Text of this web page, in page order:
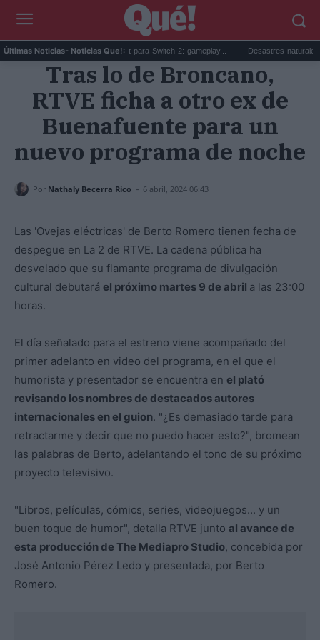
Últimas Noticias- Noticias Que!:
Beta sorpresa de Minecraft para Switch 2: gameplay... Desastres naturales: qué
Tras lo de Broncano,
RTVE ficha a otro ex de
Buenafuente para un
nuevo programa de noche
Por Nathaly Becerra Rico - 6 abril, 2024 06:43
Las 'Ovejas eléctricas' de Berto Romero tienen fecha de
despegue en La 2 de RTVE. La cadena pública ha
desvelado que su flamante programa de divulgación
cultural debutará el próximo martes 9 de abril a las 23:00
horas.
El día señalado para el estreno viene acompañado del
primer adelanto en video del programa, en el que el
humorista y presentador se encuentra en el plató
revisando los nombres de destacados autores
internacionales en el guion. "¿Es demasiado tarde para
retractarme y decir que no puedo hacer esto?", bromean
las palabras de Berto, adelantando el tono de su próximo
proyecto televisivo.
"Libros, películas, cómics, series, videojuegos... y un
buen toque de humor", detalla RTVE junto al avance de
esta producción de The Mediapro Studio, concebida por
José Antonio Pérez Ledo y presentada, por Berto
Romero.